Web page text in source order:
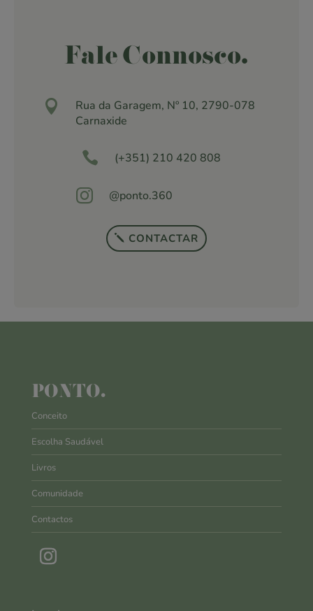
Fale Connosco.

Rua da Garagem, Nº 10, 2790-078
Carnaxide
 (+351) 210 420 808
 @ponto.360
CONTACTAR
PONTO.
Conceito
Escolha Saudável
Livros
Comunidade
Contactos